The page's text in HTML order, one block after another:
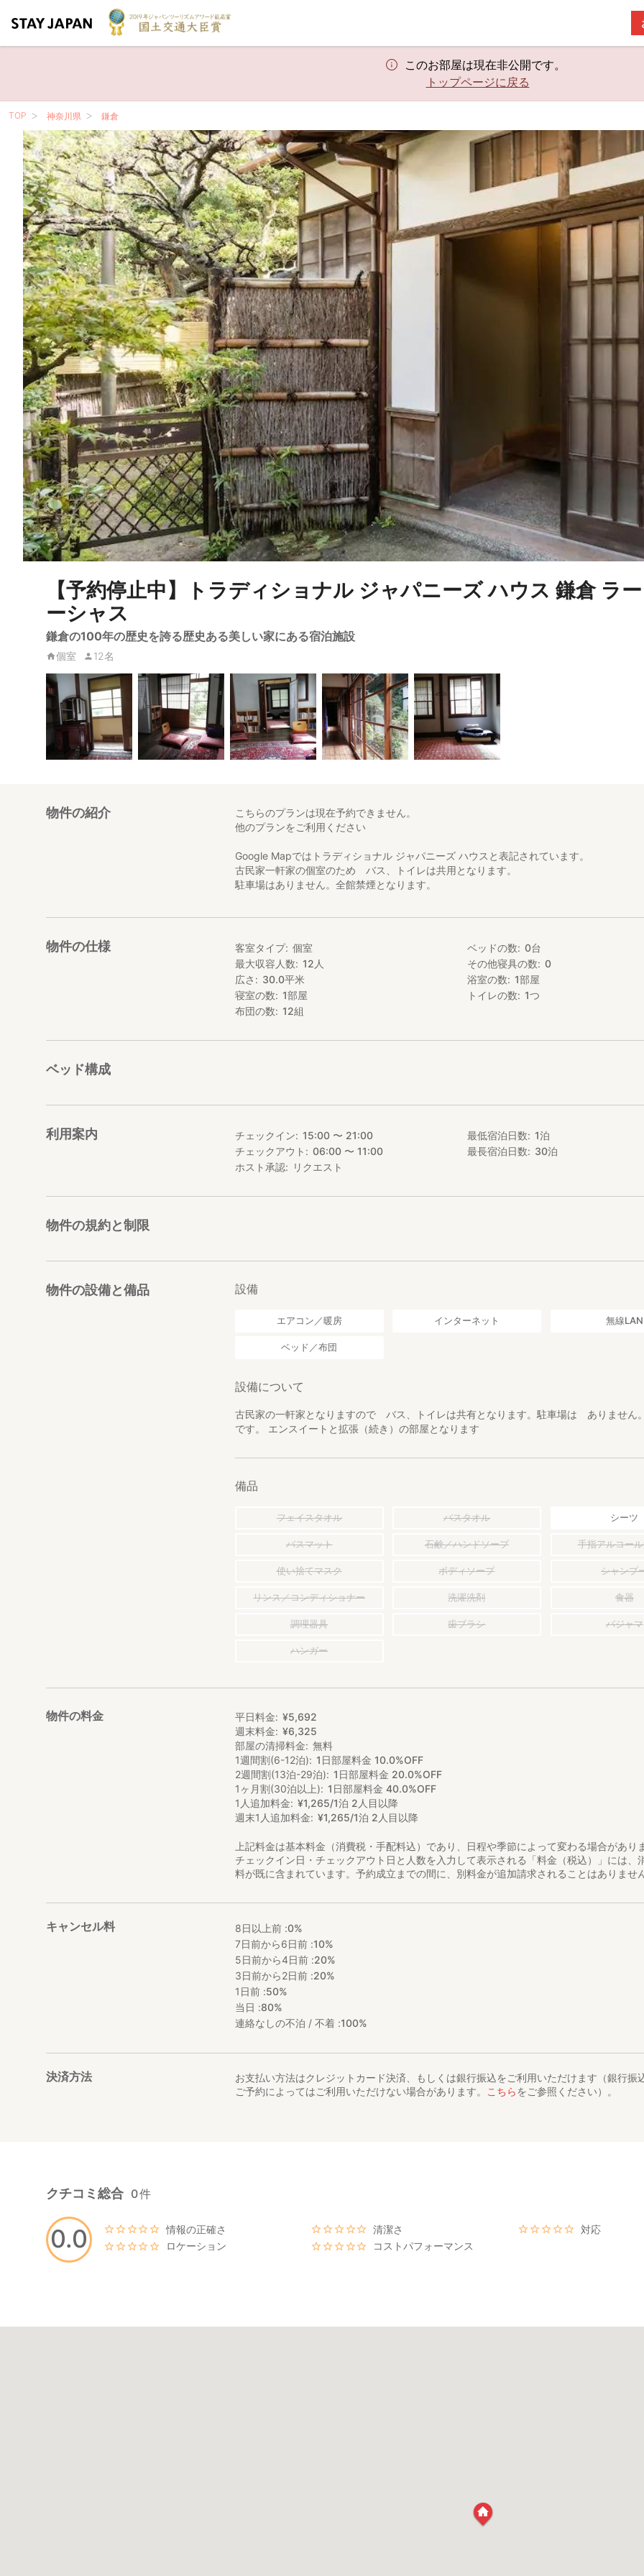
このお部屋は現在非公開です。
トップページに戻る
TOP 神奈川県 鎌倉
【予約停止中】トラディショナル ジャパニーズ ハウス 鎌倉 ラ
ーシャス
鎌倉の100年の歴史を誇る歴史ある美しい家にある宿泊施設
個室 12名
物件の紹介
こちらのプランは現在予約できません。
他のプランをご利用ください
Google Mapではトラディショナル ジャパニーズ ハウスと表記されています。
古民家一軒家の個室のため バス、トイレは共用となります。
駐車場はありません。全館禁煙となります。
物件の仕様 客室タイプ 個室
最大収容人数
12 人
広さ
30.0平米
寝室の数
1部屋
布団の数
12組
ベッドの数 0台
その他寝具の数
0
浴室の数
1部屋
トイレの数
1つ
ベッド構成
利用案内 チェックイン
15:00 〜 21:00
チェックアウト
06:00 〜 11:00
ホスト承認
リクエスト
最低宿泊日数 1泊
最長宿泊日数
30泊
物件の規約と制限
物件の設備と備品 設備
エアコン／暖房 インターネット 無線LAN
ベッド／布団
設備について
古民家の一軒家となりますので バス、トイレは共有となります。駐車場は ありませ
です。 エンスイートと拡張（続き）の部屋となります
備品
フェイスタオル バスタオル シーツ
バスマット 石鹸／ハンドソープ 手指アルコー
使い捨てマスク ボディソープ シャンプ
リンス／コンディショナー 洗濯洗剤 食器
調理器具 歯ブラシ パジャマ
ハンガー
物件の料金 平日料金 ¥5,692
週末料金
¥6,325
部屋の清掃料金
無料
1週間割(6-12泊)
1日部屋料金 10.0%OFF
2週間割(13泊-29泊)
1日部屋料金 20.0%OFF
1ヶ月割(30泊以上)
1日部屋料金 40.0%OFF
1人追加料金
¥1,265/1泊 2人目以降
週末1人追加料金
¥1,265/1泊 2人目以降
上記料金は基本料金（消費税・手配料込）であり、日程や季節によって変わる場合があり
チェックイン日・チェックアウト日と人数を入力して表示される「料金（税込）」には、
料が既に含まれています。予約成立までの間に、別料金が追加請求されることはありません
キャンセル料 8日以上前 :0%
7日前から6日前 :10%
5日前から4日前 :20%
3日前から2日前 :20%
1日前 :50%
当日 :80%
連絡なしの不泊 / 不着 :100%
決済方法
お支払い方法はクレジットカード決済、もしくは銀行振込をご利用いただけます（銀行振
ご予約によってはご利用いただけない場合があります。 こちらをご参照ください）。
0.0
クチコミ総合 0件
情報の正確さ 清潔さ
対応
ロケーション
コストパフォーマンス